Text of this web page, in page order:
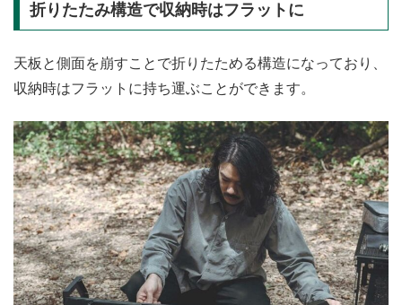
折りたたみ構造で収納時はフラットに
天板と側面を崩すことで折りたためる構造になっており、
収納時はフラットに持ち運ぶことができます。